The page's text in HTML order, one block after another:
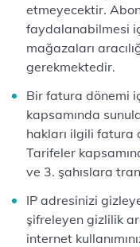
etmeyecektir.
faydalanabilmesi
mağazaları
gerekmektedir.
Bir fatura dönemi
kapsamında
hakları ilgili fatura
Tarifeler
ve 3. şahıslara
IP adresinizi
şifreleyen gizlilik
internet